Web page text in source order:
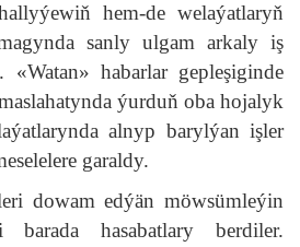
hem-de welaýatlaryň
sanly ulgam arkaly iş
«Watan» habarlar gepleşiginde
ýurduň oba hojalyk
alnyp barylýan işler
garaldy.
dowam edýän möwsümleýin
hasabatlary berdiler.